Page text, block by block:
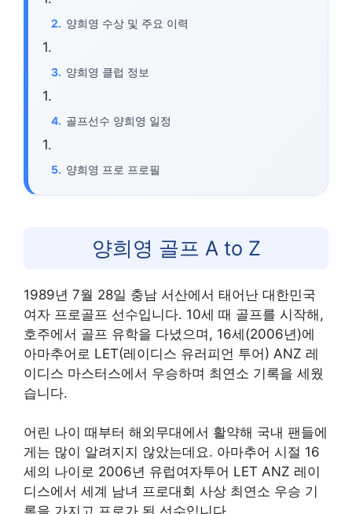
양희영 수상 및 주요 이력
양희영 클럽 정보
골프선수 양희영 일정
양희영 프로 프로필
양희영 골프 A to Z
1989년 7월 28일 충남 서산에서 태어난 대한민국
여자 프로골프 선수입니다. 10세 때 골프를 시작해,
호주에서 골프 유학을 다녔으며, 16세(2006년)에
아마추어로 LET(레이디스 유러피언 투어) ANZ 레
이디스 마스터스에서 우승하며 최연소 기록을 세웠
습니다.
어린 나이 때부터 해외무대에서 활약해 국내 팬들에
게는 많이 알려지지 않았는데요. 아마추어 시절 16
세의 나이로 2006년 유럽여자투어 LET ANZ 레이
디스에서 세계 남녀 프로대회 사상 최연소 우승 기
록을 가지고 프로가 된 선수입니다.